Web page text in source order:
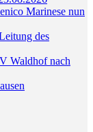
Marinese nun
des
Waldhof nach